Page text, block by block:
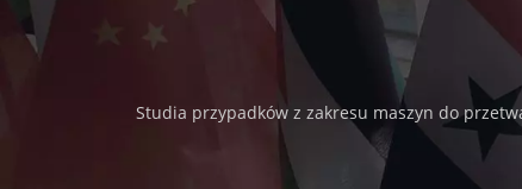
Studia przypadków z zakresu maszyn do
przypadków podkreślają udowodnioną
usług w różnych branżach. / TSHS jest